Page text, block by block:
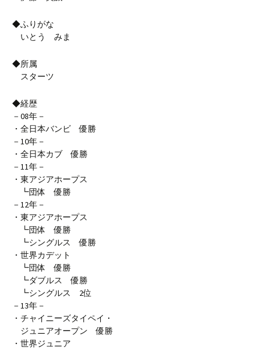
◆ふりがな
いとう みま
◆所属
スターツ
◆経歴
－08年－
・全日本バンビ 優勝
－10年－
・全日本カブ 優勝
－11年－
・東アジアホープス
┗団体 優勝
－12年－
・東アジアホープス
┗団体 優勝
┗シングルス 優勝
・世界カデット
┗団体 優勝
┗ダブルス 優勝
┗シングルス 2位
－13年－
・チャイニーズタイペイ・
ジュニアオープン 優勝
・世界ジュニア